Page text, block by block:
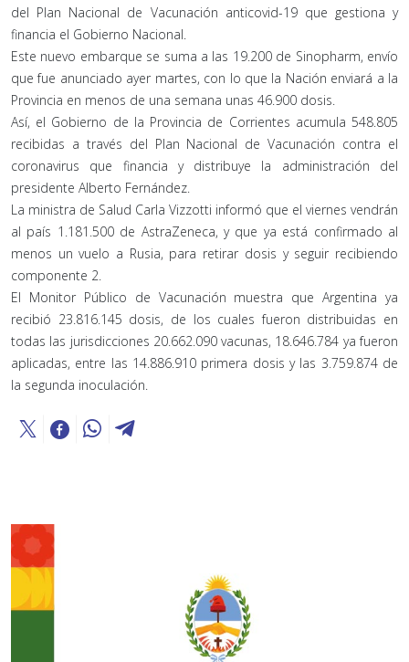
del Plan Nacional de Vacunación anticovid-19 que gestiona y
financia el Gobierno Nacional.
Este nuevo embarque se suma a las 19.200 de Sinopharm, envío
que fue anunciado ayer martes, con lo que la Nación enviará a la
Provincia en menos de una semana unas 46.900 dosis.
Así, el Gobierno de la Provincia de Corrientes acumula 548.805
recibidas a través del Plan Nacional de Vacunación contra el
coronavirus que financia y distribuye la administración del
presidente Alberto Fernández.
La ministra de Salud Carla Vizzotti informó que el viernes vendrán
al país 1.181.500 de AstraZeneca, y que ya está confirmado al
menos un vuelo a Rusia, para retirar dosis y seguir recibiendo
componente 2.
El Monitor Público de Vacunación muestra que Argentina ya
recibió 23.816.145 dosis, de los cuales fueron distribuidas en
todas las jurisdicciones 20.662.090 vacunas, 18.646.784 ya fueron
aplicadas, entre las 14.886.910 primera dosis y las 3.759.874 de
la segunda inoculación.